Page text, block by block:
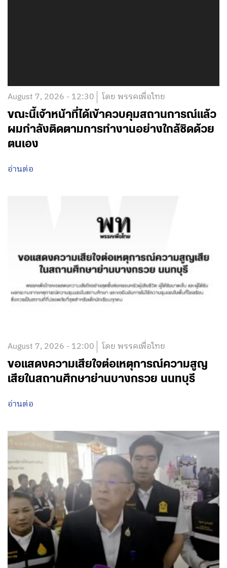
August 7, 2026 - 12:30 โดย พรรคเพื่อไทย
ขณะนี้เจ้าหน้าที่ได้เข้าควบคุมสถานการณ์แล้ว
ผมกำลังติดตามการทำงานอย่างใกล้ชิดด้วย
ตนเอง
อ่านต่อ
August 7, 2026 - 12:00 โดย พรรคเพื่อไทย
ขอแสดงความเสียใจต่อเหตุการณ์ความสูญ
เสียในสถานศึกษาย่านบางกรวย นนทบุรี
อ่านต่อ